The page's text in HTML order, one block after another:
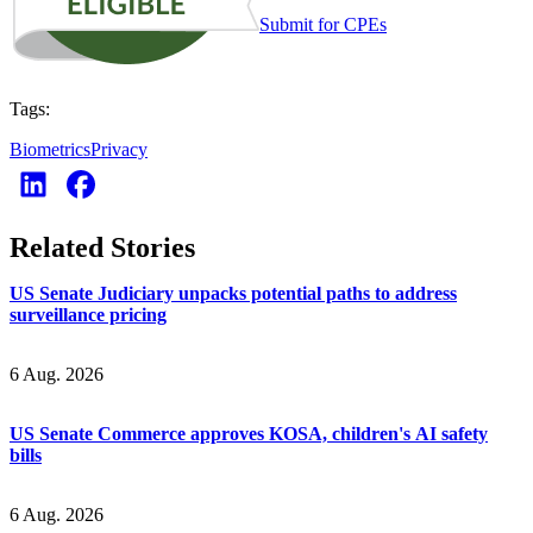
Submit for CPEs
Tags:
BiometricsPrivacy
Related Stories
US Senate Judiciary unpacks potential paths to address
surveillance pricing
6 Aug. 2026
US Senate Commerce approves KOSA, children's AI safety
bills
6 Aug. 2026